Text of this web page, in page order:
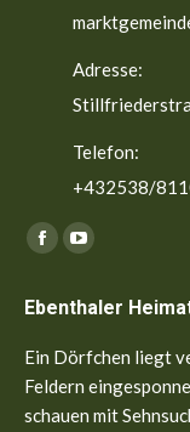
Adresse:
Telefon:
+432538/
Finden Sie uns auf:
Facebook
opens
in
new
window
YouTube
opens
in
new
window
Ebenthaler
Ein Dörfchen liegt
Feldern
schauen mit